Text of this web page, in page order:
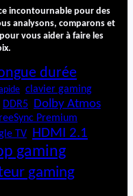
incontournable pour des
analysons, comparons et
vous aider à faire les
durée
clavier gaming
DDR5 Dolby Atmos
Premium
TV HDMI 2.1
gaming
gaming